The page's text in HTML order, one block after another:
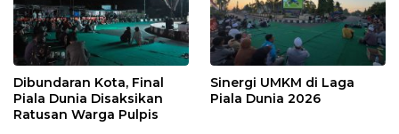
Dibundaran Kota, Final
Piala Dunia Disaksikan
Ratusan Warga Pulpis
Sinergi UMKM di Laga
Piala Dunia 2026